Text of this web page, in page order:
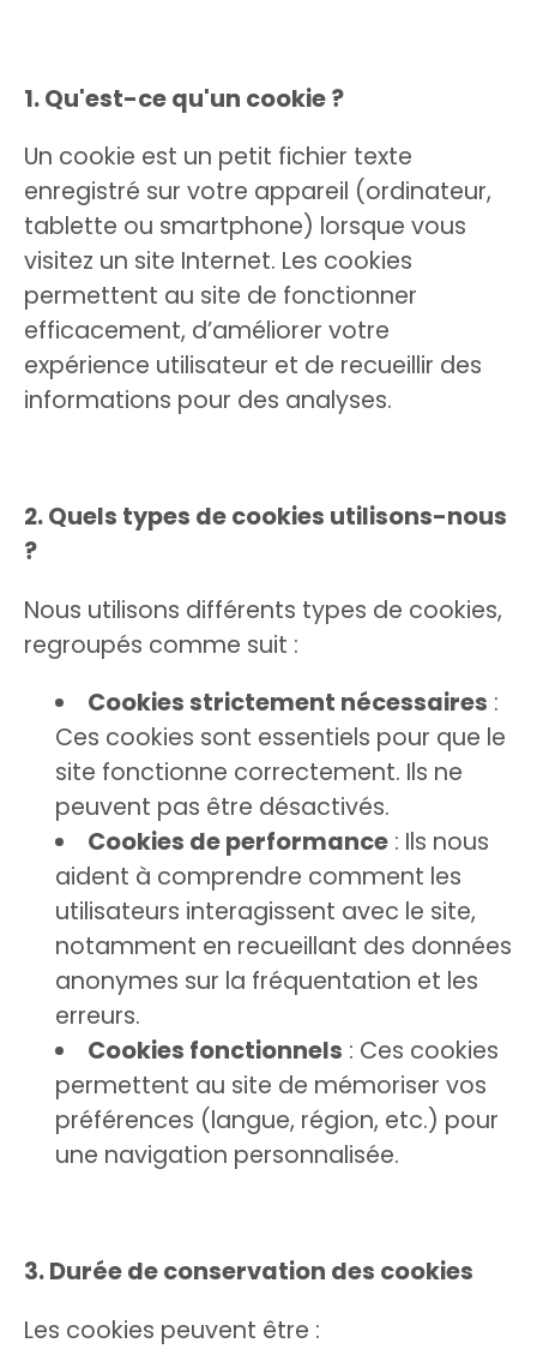
1. Qu'est-ce qu'un cookie ?
Un cookie est un petit fichier texte
enregistré sur votre appareil (ordinateur,
tablette ou smartphone) lorsque vous
visitez un site Internet. Les cookies
permettent au site de fonctionner
efficacement, d’améliorer votre
expérience utilisateur et de recueillir des
informations pour des analyses.
2. Quels types de cookies utilisons-nous
?
Nous utilisons différents types de cookies,
regroupés comme suit :
Cookies strictement nécessaires :
Ces cookies sont essentiels pour que le
site fonctionne correctement. Ils ne
peuvent pas être désactivés.
Cookies de performance : Ils nous
aident à comprendre comment les
utilisateurs interagissent avec le site,
notamment en recueillant des données
anonymes sur la fréquentation et les
erreurs.
Cookies fonctionnels : Ces cookies
permettent au site de mémoriser vos
préférences (langue, région, etc.) pour
une navigation personnalisée.
3. Durée de conservation des cookies
Les cookies peuvent être :